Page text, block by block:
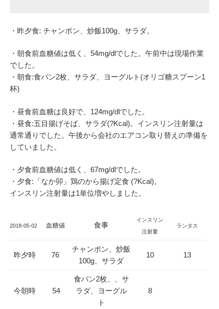
・昨夕食: チャンポン、炒飯100g、サラダ。
・朝食前血糖値は低く、54mg/dlでした。午前中は現場作業
でした。
・朝食:食パン2枚、サラダ、ヨーグルト(オリゴ糖スプーン1
杯)
・昼食前血糖は良好で、124mg/dlでした。
・昼食:五目揚げそば、サラダ(?Kcal)。インスリン注射量は
通常通りでした。午後から会社のエアコン取り替えの準備を
していました。
・夕食前血糖値は低く、67mg/dlでした。
・夕食:「なか卯」鶏のから揚げ定食 (?Kcal)。
インスリン注射量は1単位増やしました。
2018-05-02 血糖値 食事
インスリン
注射量
ランタス
昨夕時 76
チャンポン、炒飯
100g、サラダ
10 13
今朝時 54
食パン2枚、、サ
ラダ、ヨーグル
ト
8